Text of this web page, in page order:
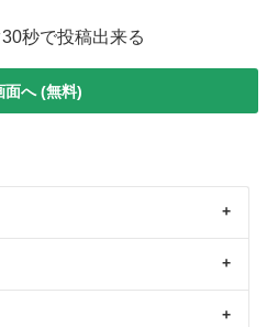
秒で投稿出来る
面へ (無料)